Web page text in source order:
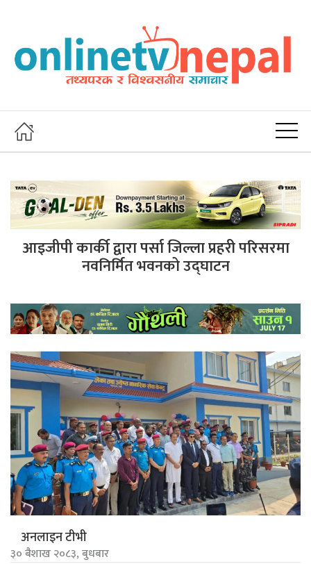
आइजीपी कार्की द्वारा पर्सा जिल्ला प्रहरी परिसरमा
नवनिर्मित भवनको उद्घाटन
अनलाइन टीभी
३० बैशाख २०८३, बुधबार